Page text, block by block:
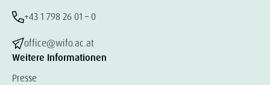
+43 1 798 26 01 – 0
office@wifo.ac.at
Weitere Informationen
Presse